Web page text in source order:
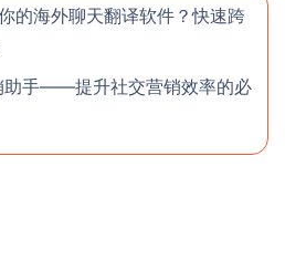
的海外聊天翻译软件？快速跨
助手——提升社交营销效率的必
拓客翻译（控
! 官网
安装包版本号为 3.5.1（大